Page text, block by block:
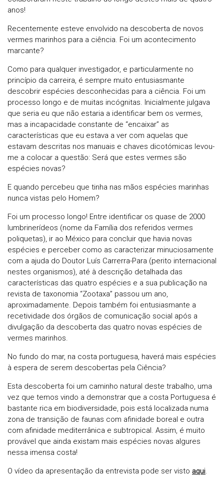
anos!
Recentemente esteve envolvido na descoberta de novos
vermes marinhos para a ciência. Foi um acontecimento
marcante?
Como para qualquer investigador, e particularmente no
princípio da carreira, é sempre muito entusiasmante
descobrir espécies desconhecidas para a ciência. Foi um
processo longo e de muitas incógnitas. Inicialmente julgava
que seria eu que não estaria a identificar bem os vermes,
mas a incapacidade constante de “encaixar” as
características que eu estava a ver com aquelas que
estavam descritas nos manuais e chaves dicotómicas levou-
me a colocar a questão: Será que estes vermes são
espécies novas?
E quando percebeu que tinha nas mãos espécies marinhas
nunca vistas pelo Homem?
Foi um processo longo! Entre identificar os quase de 2000
lumbrinerídeos (nome da Família dos referidos vermes
poliquetas), ir ao México para concluir que havia novas
espécies e perceber como as caracterizar minuciosamente
com a ajuda do Doutor Luís Carrerra-Para (perito internacional
nestes organismos), até à descrição detalhada das
características das quatro espécies e a sua publicação na
revista de taxonomia “Zootaxa” passou um ano,
aproximadamente. Depois também foi entusiasmante a
recetividade dos órgãos de comunicação social após a
divulgação da descoberta das quatro novas espécies de
vermes marinhos.
No fundo do mar, na costa portuguesa, haverá mais espécies
à espera de serem descobertas pela Ciência?
Esta descoberta foi um caminho natural deste trabalho, uma
vez que temos vindo a demonstrar que a costa Portuguesa é
bastante rica em biodiversidade, pois está localizada numa
zona de transição de faunas com afinidade boreal e outra
com afinidade mediterrânica e subtropical. Assim, é muito
provável que ainda existam mais espécies novas algures
nessa imensa costa!
O vídeo da apresentação da entrevista pode ser visto aqui.